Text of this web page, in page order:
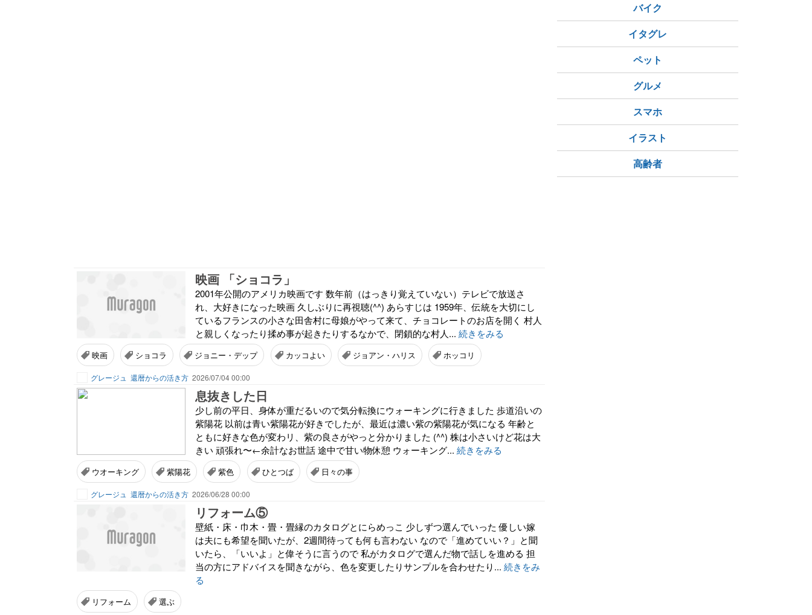
映画 「ショコラ」
2001年公開のアメリカ映画です 数年前（はっきり覚えていない）テレビで放送さ
れ、大好きになった映画 久しぶりに再視聴(^^) あらすじは 1959年、伝統を大切にし
ているフランスの小さな田舎村に母娘がやって来て、チョコレートのお店を開く 村人
と親しくなったり揉め事が起きたりするなかで、閉鎖的な村人... 続きをみる
映画 ショコラ ジョニー・デップ カッコよい ジョアン・ハリス ホッコリ
グレージュ 還暦からの活き方 2026/07/04 00:00
息抜きした日
少し前の平日、身体が重だるいので気分転換にウォーキングに行きました 歩道沿いの
紫陽花 以前は青い紫陽花が好きでしたが、最近は濃い紫の紫陽花が気になる 年齢と
ともに好きな色が変わリ、紫の良さがやっと分かりました (^^) 株は小さいけど花は大
きい 頑張れ〜←余計なお世話 途中で甘い物休憩 ウォーキング... 続きをみる
ウオーキング 紫陽花 紫色 ひとつば 日々の事
グレージュ 還暦からの活き方 2026/06/28 00:00
リフォーム⑤
壁紙・床・巾木・畳・畳縁のカタログとにらめっこ 少しずつ選んでいった 優しい嫁
は夫にも希望を聞いたが、2週間待っても何も言わない なので「進めていい？」と聞
いたら、「いいよ」と偉そうに言うので 私がカタログで選んだ物で話しを進める 担
当の方にアドバイスを聞きながら、色を変更したりサンプルを合わせたり... 続きをみ
る
リフォーム 選ぶ
バイク
イタグレ
ペット
グルメ
スマホ
イラスト
高齢者